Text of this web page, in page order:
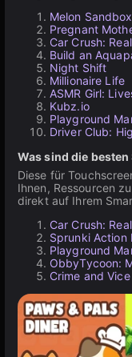
Melon Sandbox
Pregnant
Car Crush:
Build an
Night Shift
Millionaire Life
ASMR Girl:
Kubz.io
Playground
Driver Club:
Was sind die
Diese für
Ihnen, Ressourcen
direkt auf Ihrem
Car Crush:
Sprunki Action
Playground
ObbyTycoon:
Crime and